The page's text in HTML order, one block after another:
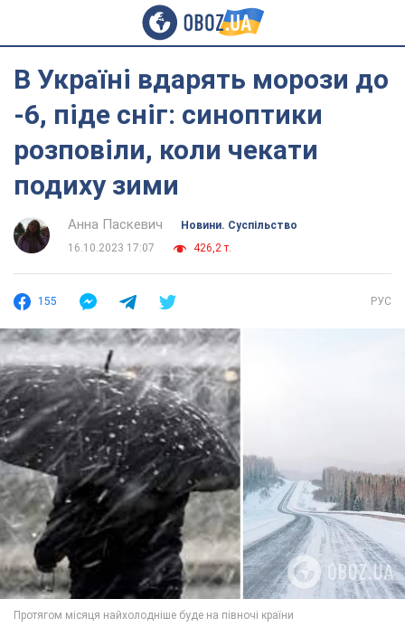
В Україні вдарять морози до
-6, піде сніг: синоптики
розповіли, коли чекати
подиху зими
Анна Паскевич
Новини. Суспільство
16.10.2023 17:07
426,2 т.
155 РУС